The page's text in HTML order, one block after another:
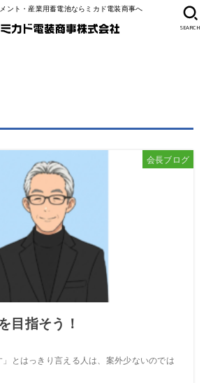
ント・産業用蓄電池ならミカド電装商事へ
SEARCH
会長ブログ
目指そう！
」とはっきり言える人は、案外少ないのでは